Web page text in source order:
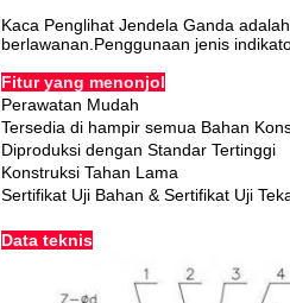
Kaca Penglihat Jendela Ganda
berlawanan.Penggunaan jenis
Fitur yang menonjol
Perawatan Mudah
Tersedia di hampir semua Bahan
Diproduksi dengan Standar Tertinggi
Konstruksi Tahan Lama
Sertifikat Uji Bahan & Sertifikat Uji
Data teknis